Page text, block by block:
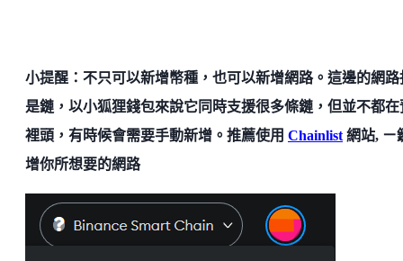
小提醒：不只可以新增幣種，也可以新增網路。這邊的網路
是鏈，以小狐狸錢包來說它同時支援很多條鏈，但並不都在
裡頭，有時候會需要手動新增。推薦使用 Chainlist 網站, ㄧ
增你所想要的網路